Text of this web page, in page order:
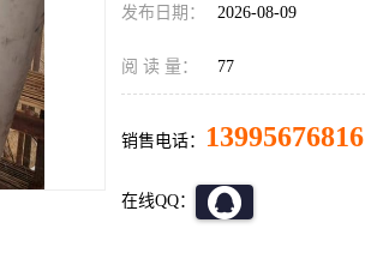
发布日期： 2026-08-09
阅 读 量： 77
销售电话： 13995676816
在线QQ：